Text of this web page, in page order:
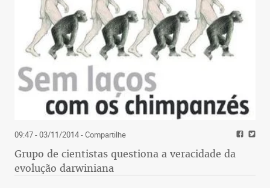
09:47 - 03/11/2014- Compartilhe
Grupo de cientistas questiona a veracidade da
evolução darwiniana